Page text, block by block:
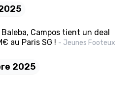
Baleba, Campos tient un deal
au Paris SG ! - Jeunes Footeux
2025